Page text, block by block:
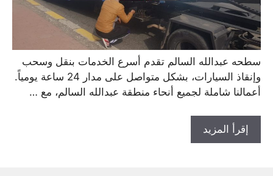
سطحه عبدالله السالم تقدم أسرع الخدمات بنقل وسحب
وإنقاذ السيارات، بشكل متواصل على مدار 24 ساعة يومياً.
أعمالنا شاملة لجميع أنحاء منطقة عبدالله السالم، مع …
إقرأ المزيد